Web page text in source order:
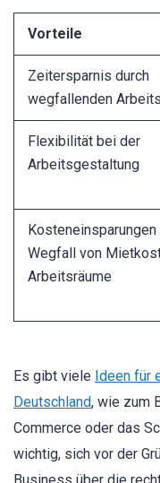
Vorteile
Zeitersparnis durch
wegfallenden
Flexibilität bei der
Arbeitsgestaltung
Kosteneinsparungen
Wegfall von
Arbeitsräume
Es gibt viele Ideen für
Deutschland, wie zum
Commerce oder das
wichtig, sich vor der